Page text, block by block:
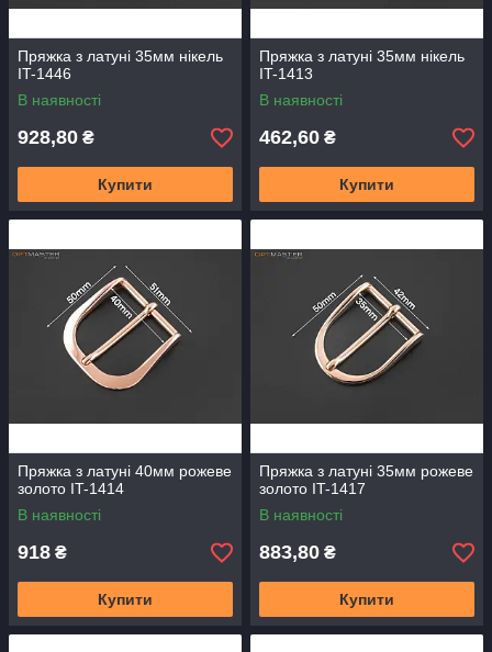
Пряжка з латуні 35мм нікель
IT-1446
В наявності
928,80 ₴
Купити
Пряжка з латуні 35мм нікель
IT-1413
В наявності
462,60 ₴
Купити
Пряжка з латуні 40мм рожеве
золото IT-1414
В наявності
918 ₴
Купити
Пряжка з латуні 35мм рожеве
золото IT-1417
В наявності
883,80 ₴
Купити